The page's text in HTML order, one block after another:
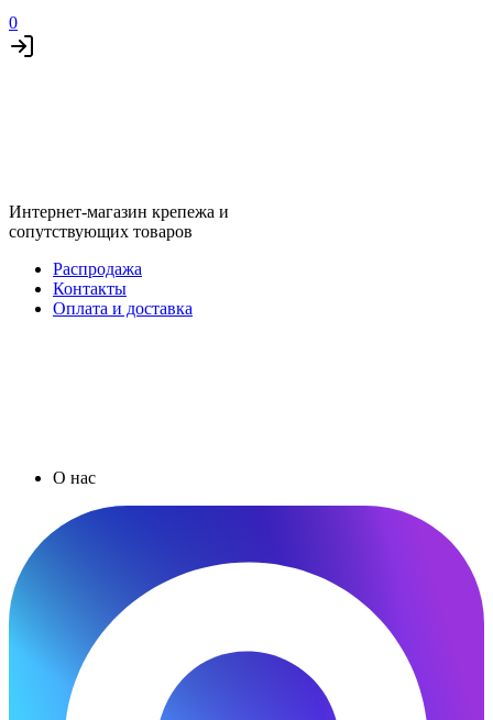
0
Интернет-магазин крепежа и
сопутствующих товаров
Распродажа
Контакты
Оплата и доставка
О нас